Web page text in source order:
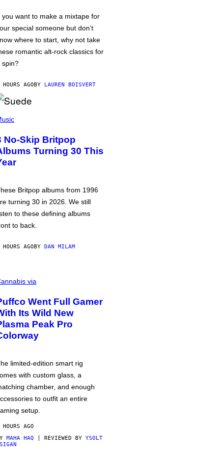
you want to make a mixtape for
special someone but don’t
where to start, why not take
romantic alt-rock classics for
spin?
AGOBY LAUREN BOISVERT
No-Skip Britpop
Turning 30 This
Britpop albums from 1996
turning 30 in 2026. We still
to these defining albums
to back.
AGOBY DAN MILAM
via
Went Full Gamer
Its Wild New
Peak Pro
limited-edition smart rig
with custom glass, a
chamber, and enough
to outfit an entire
setup.
AGO
MAHA HAQ | REVIEWED BY YSOLT